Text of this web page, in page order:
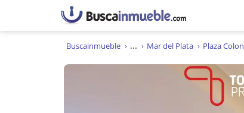
Buscainmueble ... Mar del Plata Plaza Colon